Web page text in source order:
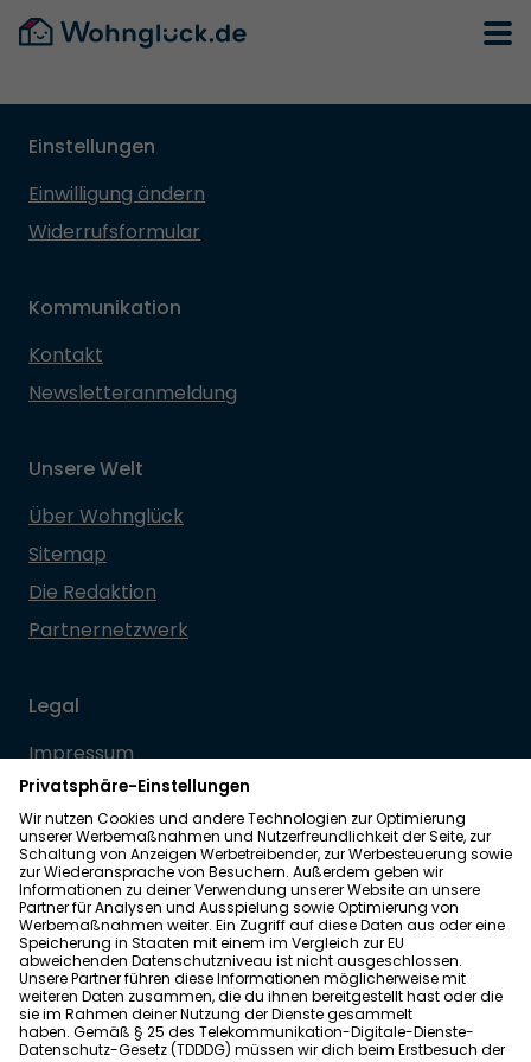
Einstellungen
Einwilligung ändern
Widerrufsformular
Kommunikation
Kontakt
Newsletteranmeldung
Unsere Welt
Über Wohnglück
Sitemap
Die Redaktion
Partnernetzwerk
Legal
Impressum
Datenschutz
Allgemeine Geschäftsbedingungen
Barrierefreiheit